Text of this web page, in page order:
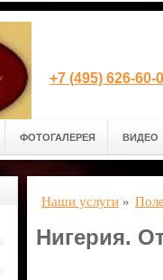
+7 (495) 626-
ФОТОГАЛЕРЕЯ ВИДЕО
Наши услуги »
Нигерия.